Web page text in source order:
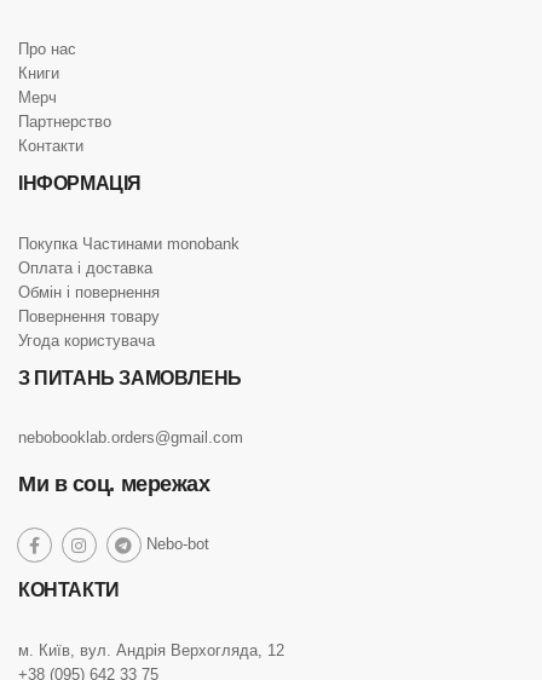
Про нас
Книги
Мерч
Партнерство
Контакти
ІНФОРМАЦІЯ
Покупка Частинами monobank
Оплата і доставка
Обмін і повернення
Повернення товару
Угода користувача
З ПИТАНЬ ЗАМОВЛЕНЬ
nebobooklab.orders@gmail.com
Ми в соц. мережах
social
link
social
link
socialNebo-botsocial
КОНТАКТИ
м. Київ, вул. Андрія Верхогляда, 12
+38 (095) 642 33 75